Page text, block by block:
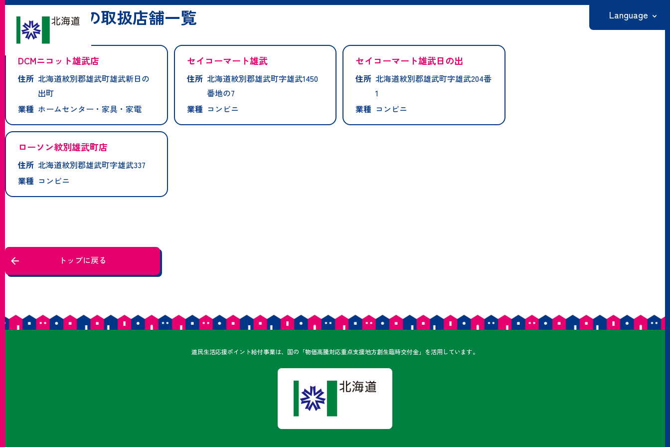
Language
「雄武町」の取扱店舗一覧
DCMニコット雄武店
住所 北海道紋別郡雄武町雄武新日の
出町
業種 ホームセンター・家具・家電
セイコーマート雄武
住所 北海道紋別郡雄武町字雄武1450
番地の7
業種 コンビニ
セイコーマート雄武日の出
住所 北海道紋別郡雄武町字雄武204番
1
業種 コンビニ
ローソン紋別雄武町店
住所 北海道紋別郡雄武町字雄武337
業種 コンビニ
トップに戻る
道民どうみん
生活応援ポイント給付事業は、 国の「物価高騰対応重点支援地方創生臨時交付金」を活用しています。